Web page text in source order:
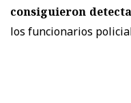
consiguieron
los funcionarios